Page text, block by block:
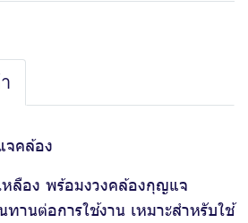
จคล้อง
หลือง พร้อมงวงคล้องกุญแจ
านต่อการใช้งาน เหมาะสำหรับใช้